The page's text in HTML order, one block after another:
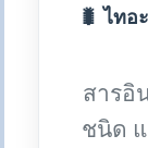
🐛 ไท
สารอิ
ชนิด